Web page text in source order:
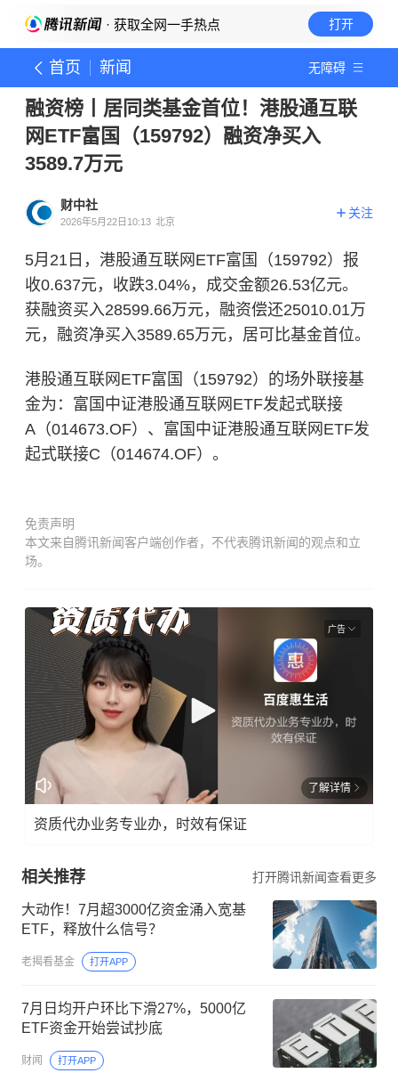
· 获取全网一手热点 打开
首页 新闻 无障碍
融资榜丨居同类基金首位！港股通互联
网ETF富国（159792）融资净买入
3589.7万元
财中社
2026年5月22日10:13 北京
关注
5月21日，港股通互联网ETF富国（159792）报
收0.637元，收跌3.04%，成交金额26.53亿元。
获融资买入28599.66万元，融资偿还25010.01万
元，融资净买入3589.65万元，居可比基金首位。
港股通互联网ETF富国（159792）的场外联接基
金为：富国中证港股通互联网ETF发起式联接
A（014673.OF）、富国中证港股通互联网ETF发
起式联接C（014674.OF）。
免责声明
本文来自腾讯新闻客户端创作者，不代表腾讯新闻的观点和立
场。
广告
了解详情
资质代办业务专业办，时效有保证
相关推荐 打开腾讯新闻查看更多
大动作！7月超3000亿资金涌入宽基
ETF，释放什么信号？
老揭看基金 打开APP
7月日均开户环比下滑27%，5000亿
ETF资金开始尝试抄底
财闻 打开APP